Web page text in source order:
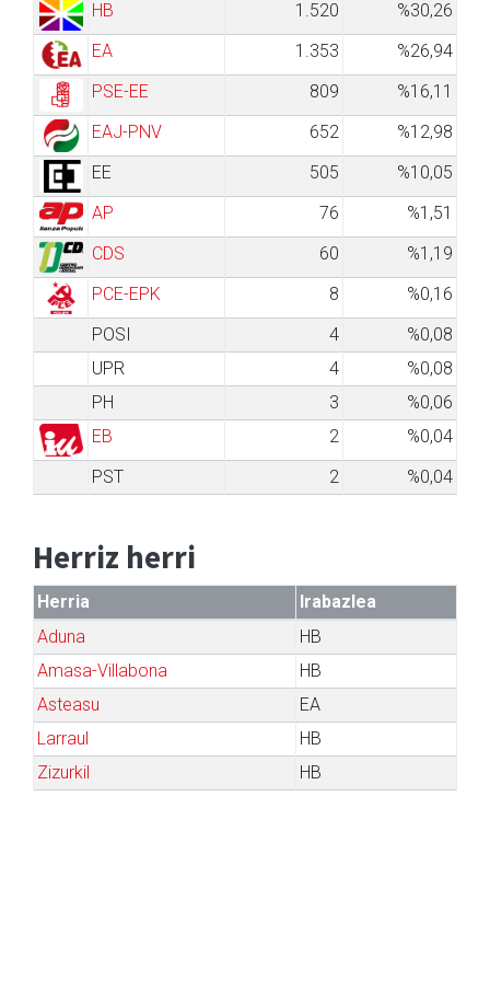
HB
1.520
%30,26
EA
1.353
%26,94
PSE-EE
809
%16,11
EAJ-PNV
652
%12,98
EE
505
%10,05
AP
76
%1,51
CDS
60
%1,19
PCE-EPK
8
%0,16
POSI
4
%0,08
UPR
4
%0,08
PH
3
%0,06
EB
2
%0,04
PST
2 %0,04
Herriz herri
Herria
Irabazlea
Aduna
HB
Amasa-Villabona
HB
Asteasu
EA
Larraul
HB
Zizurkil
HB